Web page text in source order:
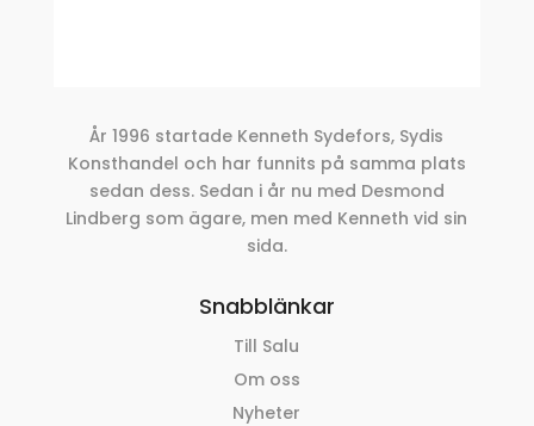
År 1996 startade Kenneth Sydefors, Sydis
Konsthandel och har funnits på samma plats
sedan dess. Sedan i år nu med Desmond
Lindberg som ägare, men med Kenneth vid sin
sida.
Snabblänkar
Till Salu
Om oss
Nyheter